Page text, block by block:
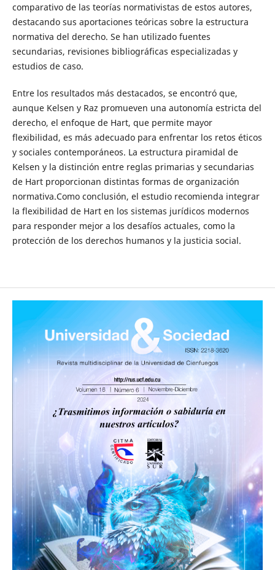
comparativo de las teorías normativistas de estos autores,
destacando sus aportaciones teóricas sobre la estructura
normativa del derecho. Se han utilizado fuentes
secundarias, revisiones bibliográficas especializadas y
estudios de caso.
Entre los resultados más destacados, se encontró que,
aunque Kelsen y Raz promueven una autonomía estricta del
derecho, el enfoque de Hart, que permite mayor
flexibilidad, es más adecuado para enfrentar los retos éticos
y sociales contemporáneos. La estructura piramidal de
Kelsen y la distinción entre reglas primarias y secundarias
de Hart proporcionan distintas formas de organización
normativa.Como conclusión, el estudio recomienda integrar
la flexibilidad de Hart en los sistemas jurídicos modernos
para responder mejor a los desafíos actuales, como la
protección de los derechos humanos y la justicia social.